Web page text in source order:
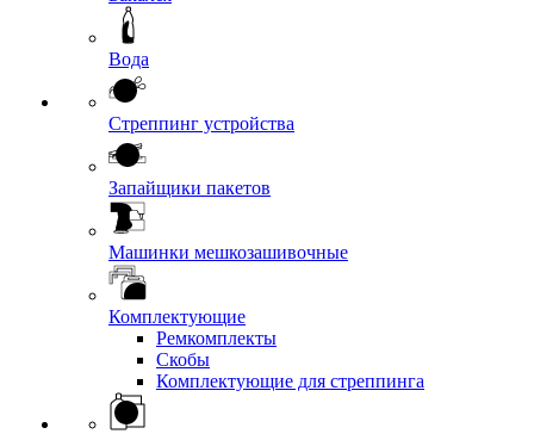
Вода
Стреппинг устройства
Запайщики пакетов
Машинки мешкозашивочные
Комплектующие
Ремкомплекты
Скобы
Комплектующие для стреппинга